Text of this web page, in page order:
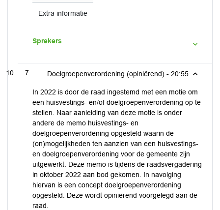
Extra informatie
Sprekers
7 Doelgroepenverordening (opiniërend) - 20:55
In 2022 is door de raad ingestemd met een motie om
een huisvestings- en/of doelgroepenverordening op te
stellen. Naar aanleiding van deze motie is onder
andere de memo huisvestings- en
doelgroepenverordening opgesteld waarin de
(on)mogelijkheden ten aanzien van een huisvestings-
en doelgroepenverordening voor de gemeente zijn
uitgewerkt. Deze memo is tijdens de raadsvergadering
in oktober 2022 aan bod gekomen. In navolging
hiervan is een concept doelgroepenverordening
opgesteld. Deze wordt opiniërend voorgelegd aan de
raad.